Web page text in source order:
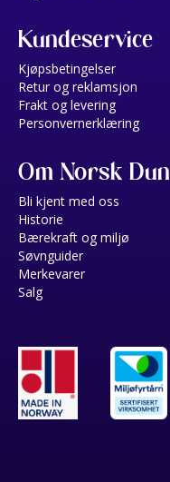
Kundeservice
Kjøpsbetingelser
Retur og reklamsjon
Frakt og levering
Personvernerklæring
Om Norsk Dun
Bli kjent med oss
Historie
Bærekraft og miljø
Søvnguider
Merkevarer
Salg